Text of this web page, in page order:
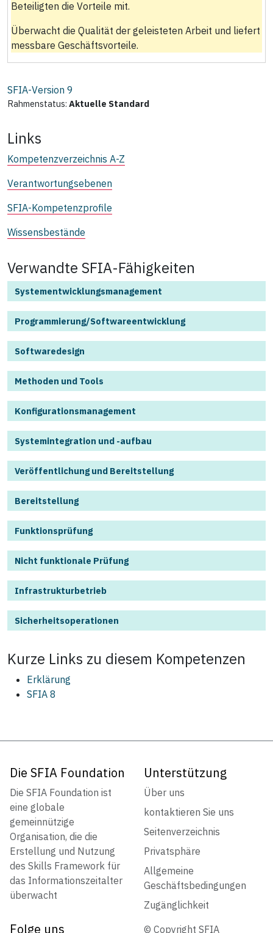
Beteiligten die Vorteile mit.
Überwacht die Qualität der geleisteten Arbeit und liefert
messbare Geschäftsvorteile.
SFIA-Version 9
Rahmenstatus: Aktuelle Standard
Links
Kompetenzverzeichnis A-Z
Verantwortungsebenen
SFIA-Kompetenzprofile
Wissensbestände
Verwandte SFIA-Fähigkeiten
Systementwicklungsmanagement
Programmierung/Softwareentwicklung
Softwaredesign
Methoden und Tools
Konfigurationsmanagement
Systemintegration und -aufbau
Veröffentlichung und Bereitstellung
Bereitstellung
Funktionsprüfung
Nicht funktionale Prüfung
Infrastrukturbetrieb
Sicherheitsoperationen
Kurze Links zu diesem Kompetenzen
Erklärung
SFIA 8
Die SFIA Foundation
Die SFIA Foundation ist
eine globale
gemeinnützige
Organisation, die die
Erstellung und Nutzung
des Skills Framework für
das Informationszeitalter
überwacht
Unterstützung
Über uns
kontaktieren Sie uns
Seitenverzeichnis
Privatsphäre
Allgemeine
Geschäftsbedingungen
Zugänglichkeit
Folge uns © Copyright SFIA